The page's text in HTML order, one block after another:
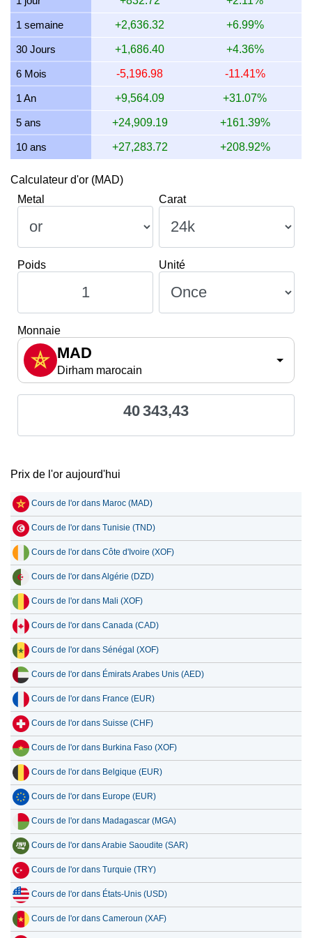
13 juillet 2026 15,530.36 499.30 499,301.05
12 juillet 2026 16,047.31 515.92 515,921.06
11 juillet 2026 16,047.31 515.92 515,921.06
10 juillet 2026 15,987.85 514.01 514,009.32
1 semaine +2,636.32 +6.99%
30 Jours +1,686.40 +4.36%
6 Mois -5,196.98 -11.41%
1 An +9,564.09 +31.07%
5 ans +24,909.19 +161.39%
10 ans +27,283.72 +208.92%
Calculateur d'or (MAD)
Metal
Carat
Poids Unité
Monnaie
MAD
Dirham marocain
40 343,43
Prix de l'or aujourd'hui
Cours de l'or dans Maroc (MAD)
Cours de l'or dans Tunisie (TND)
Cours de l'or dans Côte d'Ivoire (XOF)
Cours de l'or dans Algérie (DZD)
Cours de l'or dans Mali (XOF)
Cours de l'or dans Canada (CAD)
Cours de l'or dans Sénégal (XOF)
Cours de l'or dans Émirats Arabes Unis (AED)
Cours de l'or dans France (EUR)
Cours de l'or dans Suisse (CHF)
Cours de l'or dans Burkina Faso (XOF)
Cours de l'or dans Belgique (EUR)
Cours de l'or dans Europe (EUR)
Cours de l'or dans Madagascar (MGA)
Cours de l'or dans Arabie Saoudite (SAR)
Cours de l'or dans Turquie (TRY)
Cours de l'or dans États-Unis (USD)
Cours de l'or dans Cameroun (XAF)